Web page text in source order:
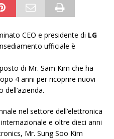
CEO e presidente di LG
ufficiale è
di Mr. Sam Kim che ha
4 anni per ricoprire nuovi
dell’azienda.
nel settore dell’elettronica
e oltre dieci anni
Mr. Sung Soo Kim